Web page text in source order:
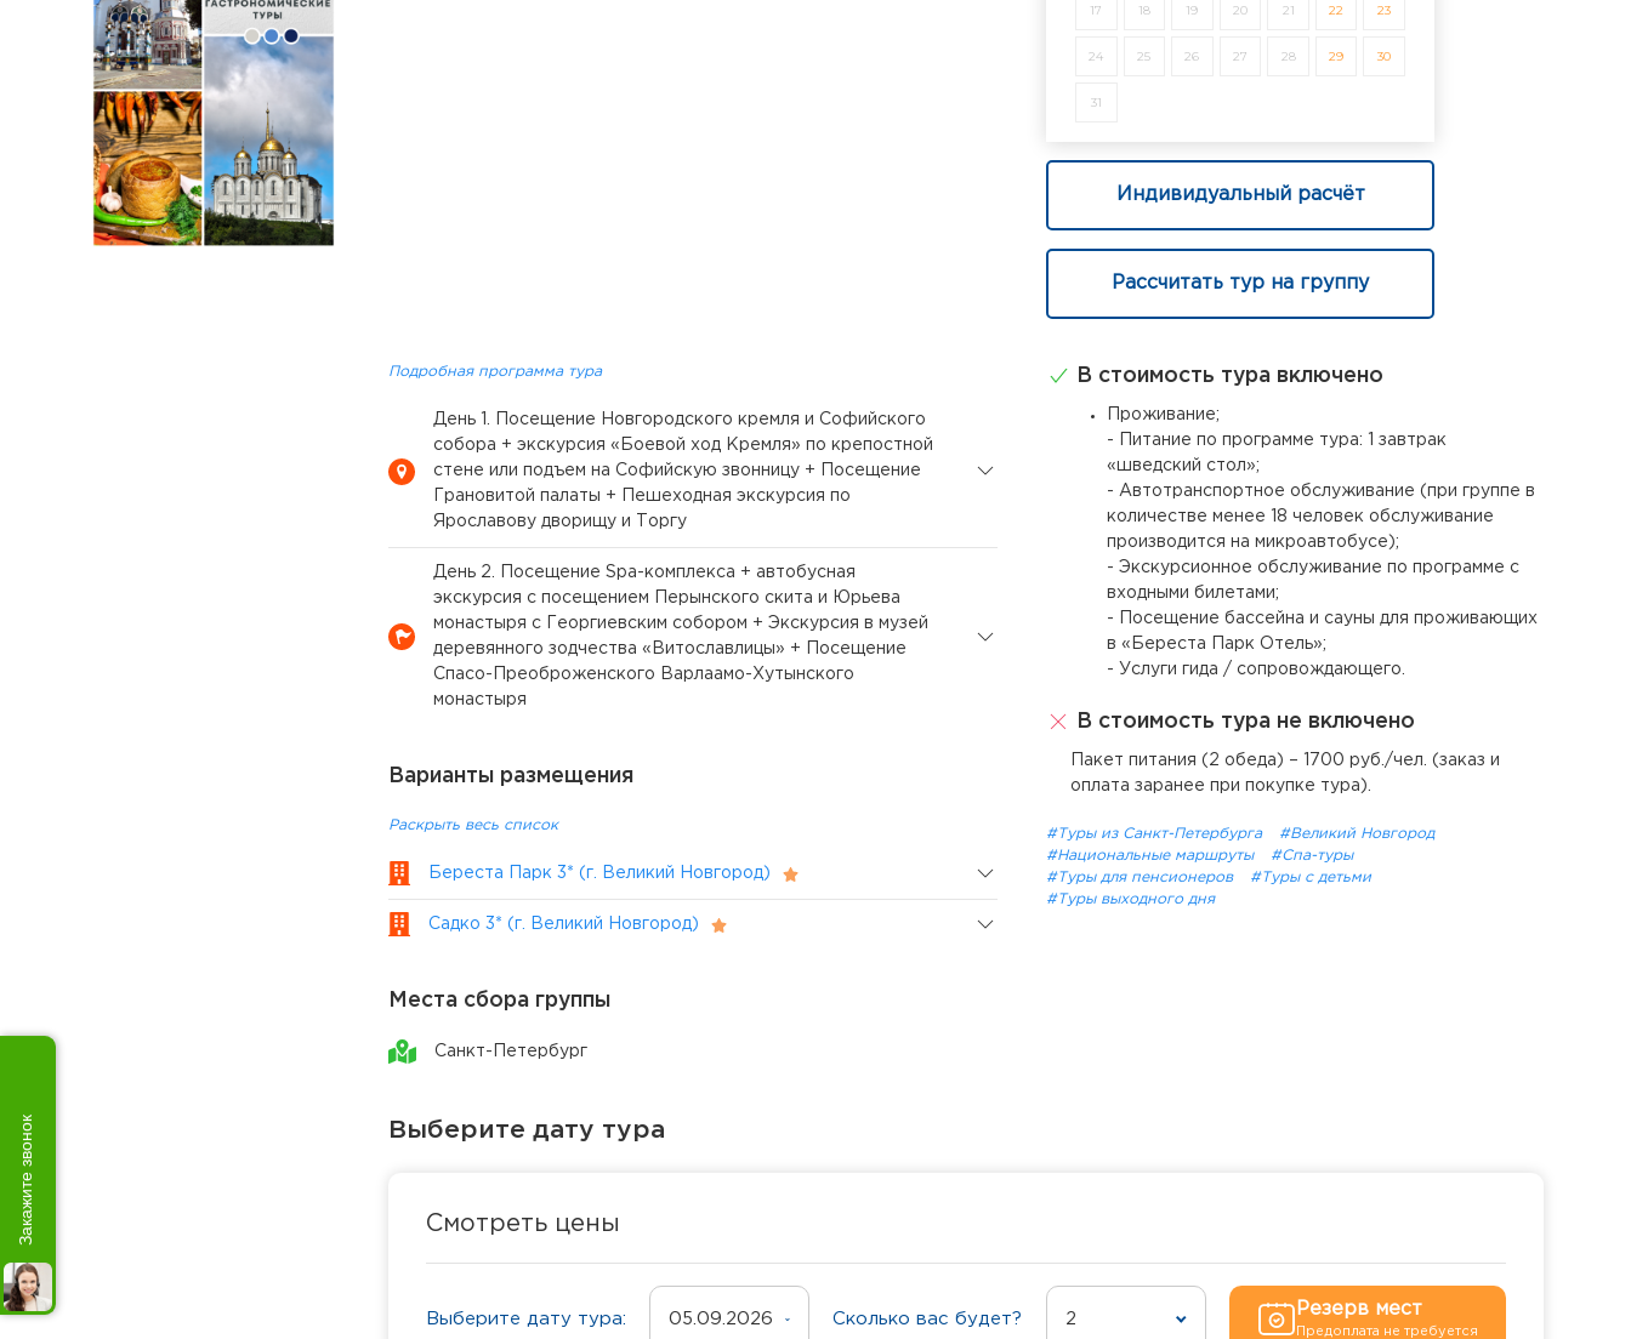
17 18 19 20 21 22 23
24 25 26 27 28 29 30
31
Индивидуальный расчёт
Рассчитать тур на группу
Подробная программа тура
День 1. Посещение Новгородского кремля и Софийского
собора + экскурсия «Боевой ход Кремля» по крепостной
стене или подъем на Софийскую звонницу + Посещение
Грановитой палаты + Пешеходная экскурсия по
Ярославову дворищу и Торгу
День 2. Посещение Spa-комплекса + автобусная
экскурсия с посещением Перынского скита и Юрьева
монастыря с Георгиевским собором + Экскурсия в музей
деревянного зодчества «Витославлицы» + Посещение
Спасо-Преоброженского Варлаамо-Хутынского
монастыря
Варианты размещения
Раскрыть весь список
Береста Парк 3* (г. Великий Новгород)
Садко 3* (г. Великий Новгород)
Места сбора группы
Санкт-Петербург
В стоимость тура включено
Проживание;
- Питание по программе тура: 1 завтрак
«шведский стол»;
- Автотранспортное обслуживание (при группе в
количестве менее 18 человек обслуживание
производится на микроавтобусе);
- Экскурсионное обслуживание по программе с
входными билетами;
- Посещение бассейна и сауны для проживающих
в «Береста Парк Отель»;
- Услуги гида / сопровождающего.
В стоимость тура не включено
Пакет питания (2 обеда) – 1700 руб./чел. (заказ и
оплата заранее при покупке тура).
#Туры из Санкт-Петербурга
#Великий Новгород
#Национальные маршруты
#Спа-туры
#Туры для пенсионеров
#Туры с детьми
#Туры выходного дня
Выберите дату тура
Смотреть цены
Выберите дату тура: 05.09.2026 Сколько вас будет? 2
Резерв мест
Предоплата не требуется
Закажите звонок